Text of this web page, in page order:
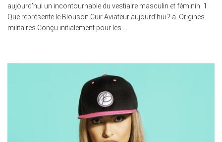
aujourd’hui un incontournable du vestiaire masculin et féminin. 1.
Que représente le Blouson Cuir Aviateur aujourd’hui ? a. Origines
militaires Conçu initialement pour les …